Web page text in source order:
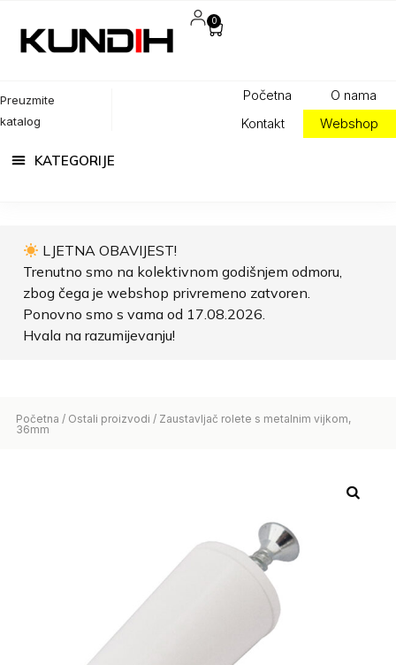
Početna
O nama
Kontakt
Webshop
Preuzmite
katalog
0
LJETNA OBAVIJEST!
Trenutno smo na kolektivnom godišnjem odmoru,
zbog čega je webshop privremeno zatvoren.
Ponovno smo s vama od 17.08.2026.
Hvala na razumijevanju!
Početna / Ostali proizvodi / Zaustavljač rolete s metalnim vijkom,
36mm